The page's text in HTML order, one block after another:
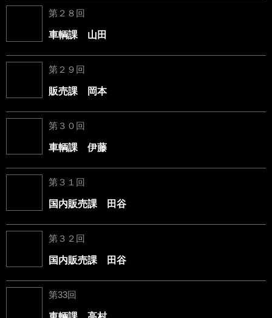
第２８回
車輌課 山田
第２９回
販売課 岡本
第３０回
車輌課 伊藤
第３１回
国内販売課 田谷
第３２回
国内販売課 田谷
第33回